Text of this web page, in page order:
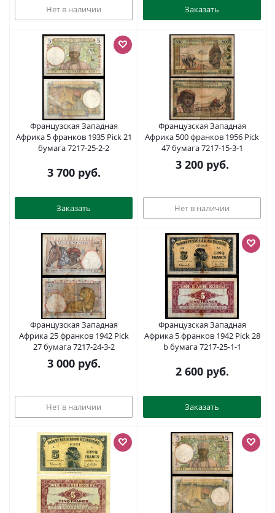
Нет в наличии Заказать
Французская Западная
Африка 5 франков 1935 Pick 21
бумага 7217-25-2-2
3 700руб.
Заказать
Французская Западная
Африка 500 франков 1956 Pick
47 бумага 7217-15-3-1
3 200руб.
Нет в наличии
Французская Западная
Африка 25 франков 1942 Pick
27 бумага 7217-24-3-2
3 000руб.
Нет в наличии
Французская Западная
Африка 5 франков 1942 Pick 28
b бумага 7217-25-1-1
2 600руб.
Заказать